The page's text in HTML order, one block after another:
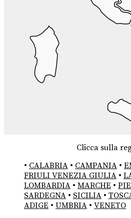
Clicca sulla
• CALABRIA • CAMPANIA •
FRIULI VENEZIA GIULIA •
LOMBARDIA • MARCHE •
SARDEGNA • SICILIA •
ADIGE • UMBRIA • VENETO